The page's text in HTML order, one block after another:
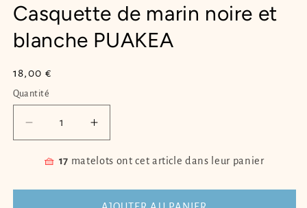
Casquette de marin noire et
blanche PUAKEA
Prix
habituel
18,00 €
Quantité
Quantité
Réduire
la
quantité
Casquette
Augmenter
la
quantité
Casquette
🧺 17 matelots ont cet article dans leur panier